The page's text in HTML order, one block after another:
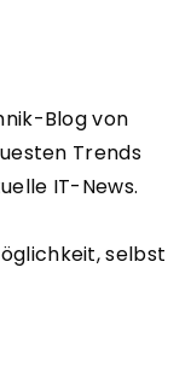
Blog von
Trends
IT-News.
selbst